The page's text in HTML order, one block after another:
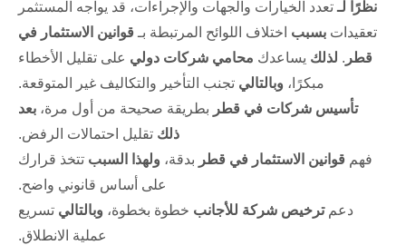
نظرًا لـتعدد الخيارات والجهات والإجراءات، قد يواجه المستثمر
تعقيدات بسبب اختلاف اللوائح المرتبطة بـ قوانين الاستثمار في
قطر . لذلك يساعدك محامي شركات دولي على تقليل الأخطاء
مبكرًا، وبالتالي تجنب التأخير والتكاليف غير المتوقعة.
تأسيس شركات في قطر بطريقة صحيحة من أول مرة، بعد
ذلك تقليل احتمالات الرفض.
فهم قوانين الاستثمار في قطر بدقة، ولهذا السبب تتخذ قرارك
على أساس قانوني واضح.
دعمترخيص شركة للأجانب خطوة بخطوة، وبالتالي تسريع
عملية الانطلاق.